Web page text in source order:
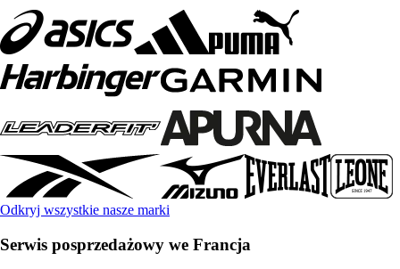
Odkryj wszystkie nasze marki
Serwis posprzedażowy we Francja